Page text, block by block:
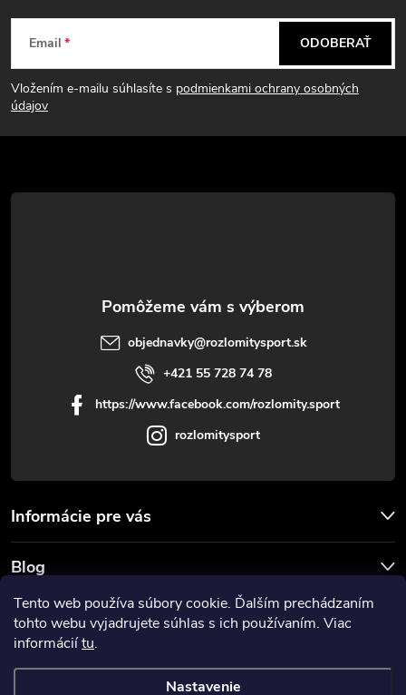
Tento web používa súbory cookie. Ďalším prechádzaním
tohto webu vyjadrujete súhlas s ich používaním. Viac
informáciítu.
Nastavenie
Z
á
p
t
Email
Vložením e-mailu súhlasíte s podmienkami ochrany osobných
údajov
ODOBERAŤ
objednavky@rozlomitysport.sk
+421 55 728 74 78
https://www.facebook.com/rozlomity.sport
rozlomitysport
Informácie pre vás
Blog
Prijímame online platby